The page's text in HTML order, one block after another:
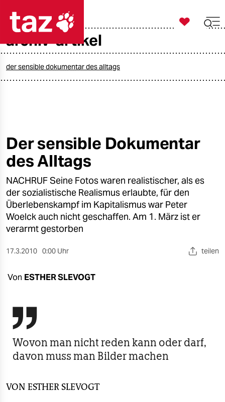
taz zahl ich
öko
gesellschaft
kultur
sport
berlin
nord
wahrheit
shop
unterstützen

taz zahl ich
archiv-artikel
der sensible dokumentar des alltags
Der sensible Dokumentar
des Alltags
NACHRUF Seine Fotos waren realistischer, als es
der sozialistische Realismus erlaubte, für den
Überlebenskampf im Kapitalismus war Peter
Woelck auch nicht geschaffen. Am 1. März ist er
verarmt gestorben
17.3.2010 0:00 Uhr teilen
Von ESTHER SLEVOGT

Wovon man nicht reden kann oder darf,
davon muss man Bilder machen
VON ESTHER SLEVOGT